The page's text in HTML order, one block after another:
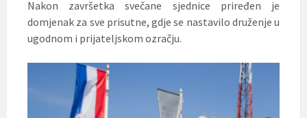
Nakon završetka svečane sjednice priređen je
domjenak za sve prisutne, gdje se nastavilo druženje u
ugodnom i prijateljskom ozračju.